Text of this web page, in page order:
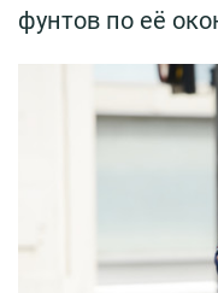
фунтов по её